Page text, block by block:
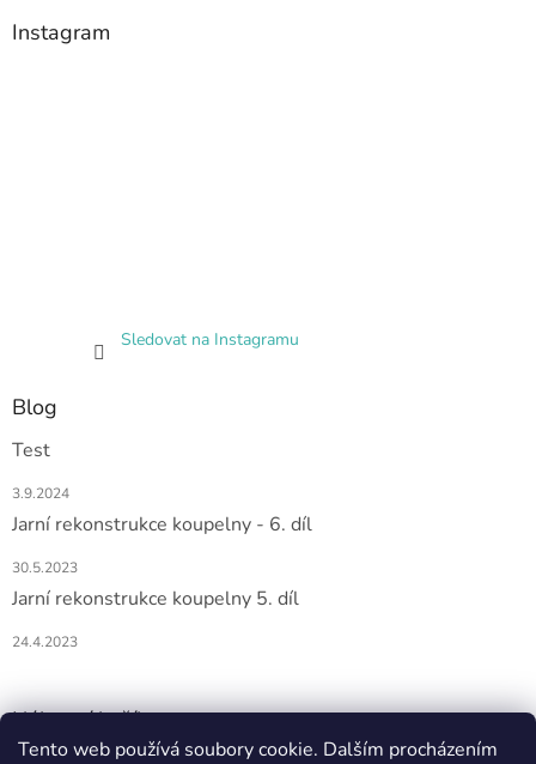
Tento web používá soubory cookie. Dalším procházením
Instagram
Sledovat na Instagramu
Blog
Test
3.9.2024
Jarní rekonstrukce koupelny - 6. díl
30.5.2023
Jarní rekonstrukce koupelny 5. díl
24.4.2023
Nákupní košík